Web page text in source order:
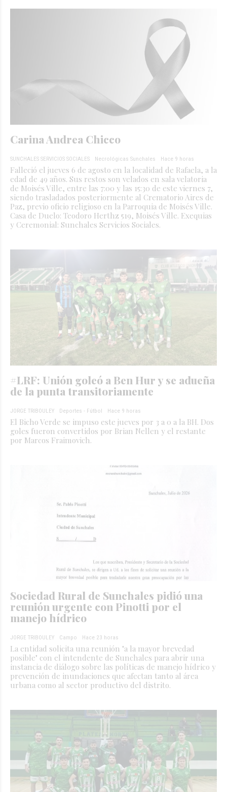
Carina Andrea Chicco
SUNCHALES SERVICIOS SOCIALES Necrológicas Sunchales Hace 9 horas
Falleció el jueves 6 de agosto en la localidad de Rafaela, a la
edad de 49 años. Sus restos son velados en sala velatoria
de Moisés Ville, entre las 7:00 y las 15:30 de este viernes 7,
siendo trasladados posteriormente al Crematorio Aires de
Paz, previo oficio religioso en la Parroquia de Moisés Ville.
Casa de Duelo: Teodoro Herthz 519, Moisés Ville. Exequias
y Ceremonial: Sunchales Servicios Sociales.
#LRF: Unión goleó a Ben Hur y se adueña
de la punta transitoriamente
JORGE TRIBOULEY Deportes - Fútbol Hace 9 horas
El Bicho Verde se impuso este jueves por 3 a 0 a la BH. Dos
goles fueron convertidos por Brian Nellen y el restante
por Marcos Fraimovich.
Sociedad Rural de Sunchales pidió una
reunión urgente con Pinotti por el
manejo hídrico
JORGE TRIBOULEY Campo Hace 23 horas
La entidad solicita una reunión "a la mayor brevedad
posible" con el intendente de Sunchales para abrir una
instancia de diálogo sobre las políticas de manejo hídrico y
prevención de inundaciones que afectan tanto al área
urbana como al sector productivo del distrito.